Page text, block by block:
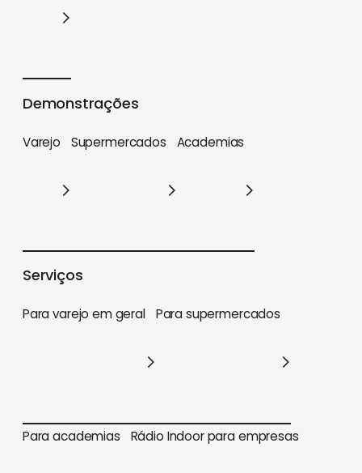
Demonstrações
Varejo Supermercados Academias
Serviços
Para varejo em geral
Para varejo em geral
Para supermercados
Para supermercados
Para academias Rádio Indoor para empresas